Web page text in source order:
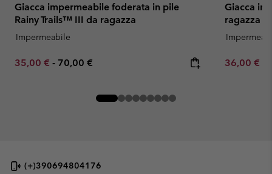
Giacca impermeabile foderata in pile
Rainy Trails™ III da ragazza
Impermeabile
Minimum sale price:
35,00 € - Maximum price:
70,00 €
Giacca
ragazza
Minimum
36,00 €
(+)390694804176